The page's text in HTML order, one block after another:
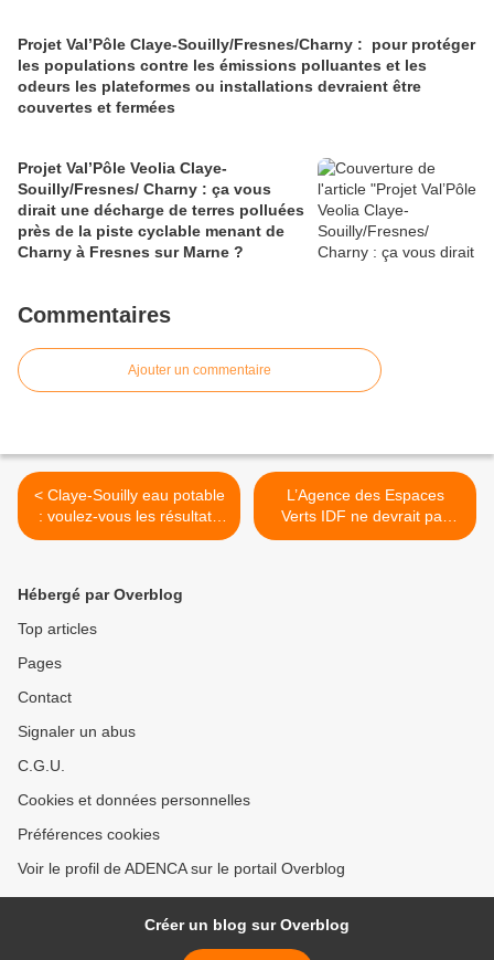
Projet Val’Pôle Claye-Souilly/Fresnes/Charny : pour protéger
les populations contre les émissions polluantes et les
odeurs les plateformes ou installations devraient être
couvertes et fermées
Projet Val’Pôle Veolia Claye-
Souilly/Fresnes/ Charny : ça vous
dirait une décharge de terres polluées
près de la piste cyclable menant de
Charny à Fresnes sur Marne ?
Commentaires
Ajouter un commentaire
< Claye-Souilly eau potable
: voulez-vous les résultats
avec contrôle de la turbidité
L’Agence des Espaces
Verts IDF ne devrait pas
acquérir d’espaces naturels
Hébergé par Overblog
Top articles
Pages
Contact
Signaler un abus
C.G.U.
Cookies et données personnelles
Préférences cookies
Voir le profil de ADENCA sur le portail Overblog
Créer un blog sur Overblog